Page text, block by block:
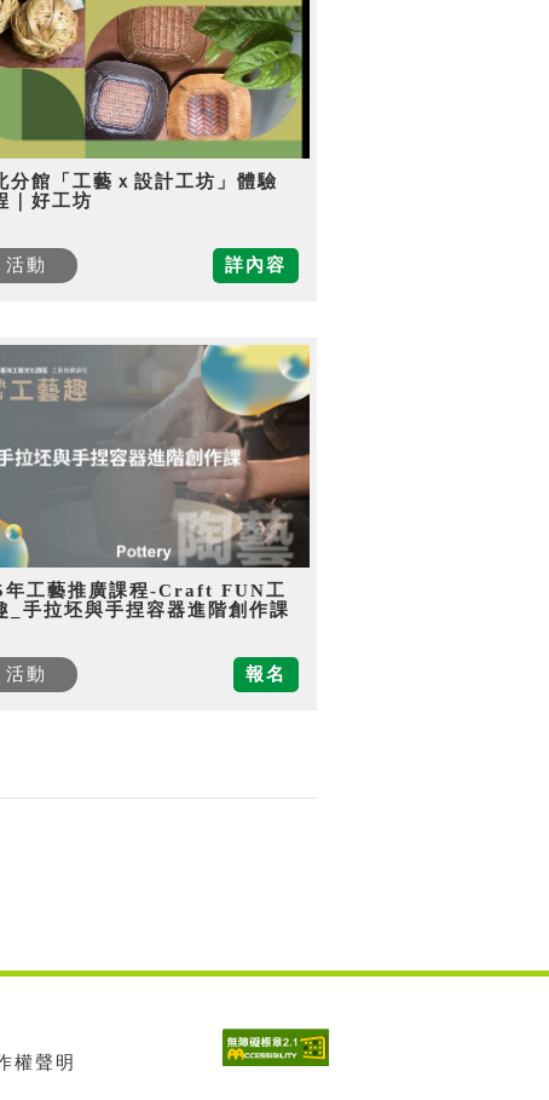
分館「工藝ｘ設計工坊」體驗
｜好工坊
詳內容
活動
年工藝推廣課程-Craft FUN工
_手拉坯與手捏容器進階創作課
報名
活動
權聲明